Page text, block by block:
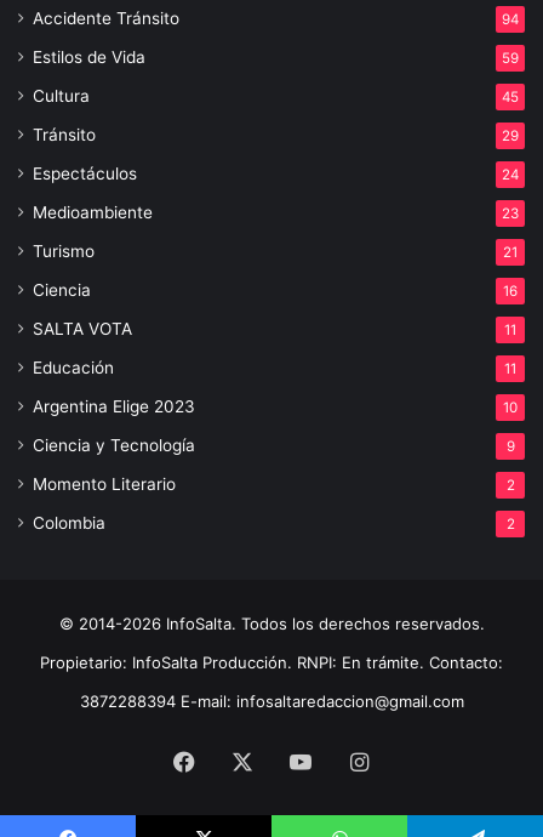
Accidente Tránsito 94
Estilos de Vida 59
Cultura 45
Tránsito 29
Espectáculos 24
Medioambiente 23
Turismo 21
Ciencia 16
SALTA VOTA 11
Educación 11
Argentina Elige 2023 10
Ciencia y Tecnología 9
Momento Literario 2
Colombia 2
© 2014-2026 InfoSalta. Todos los derechos reservados.
Propietario: InfoSalta Producción. RNPI: En trámite. Contacto:
3872288394 E-mail: infosaltaredaccion@gmail.com
Facebook YouTubeInstagram